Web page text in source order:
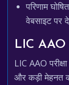
परिणाम
वेबसाइट पर
LIC AAO
LIC AAO
और कड़ी मेहनत